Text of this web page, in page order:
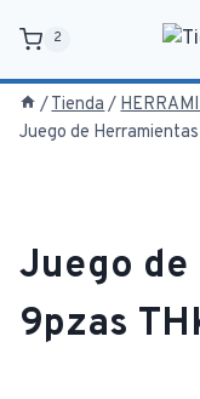
contenido
2
/Tienda /
Juego de
Juego
9pzas